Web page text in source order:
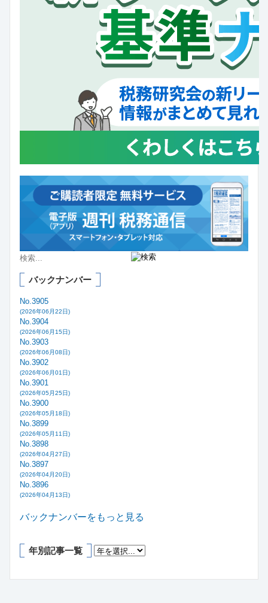
バックナンバー
No.3905
(2026年06月22日)
No.3904
(2026年06月15日)
No.3903
(2026年06月08日)
No.3902
(2026年06月01日)
No.3901
(2026年05月25日)
No.3900
(2026年05月18日)
No.3899
(2026年05月11日)
No.3898
(2026年04月27日)
No.3897
(2026年04月20日)
No.3896
(2026年04月13日)
バックナンバーをもっと見る
年別記事一覧